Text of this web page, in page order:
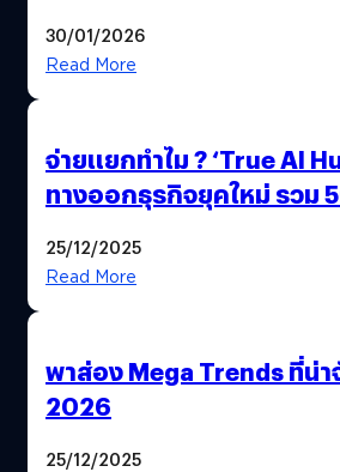
30/01/2026
Read More
จ่ายแยกทำไม ? ‘True AI
ทางออกธุรกิจยุคใหม่ รวม
25/12/2025
Read More
พาส่อง Mega Trends ที่น่า
2026
25/12/2025